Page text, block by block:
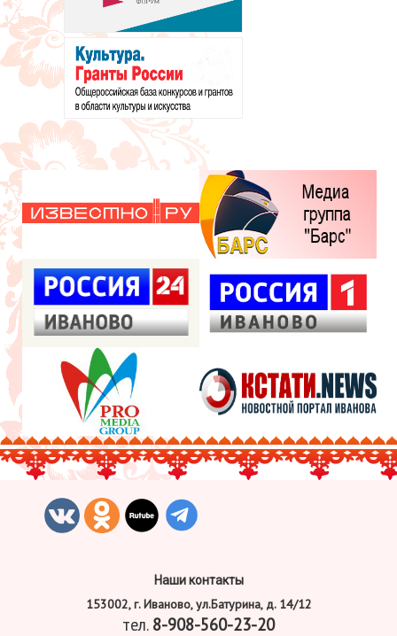
Наши контакты
153002, г. Иваново, ул.Батурина, д. 14/12
тел. 8-908-560-23-20